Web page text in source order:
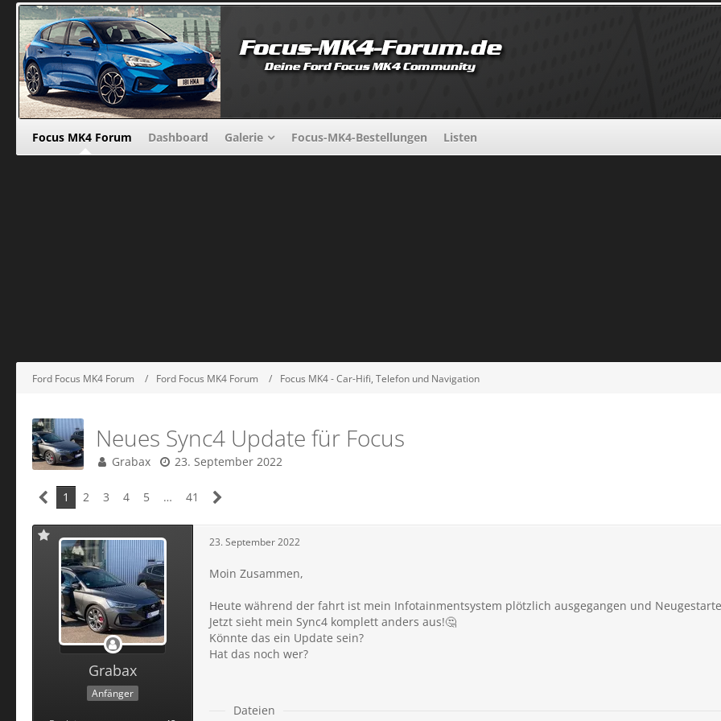
Focus MK4 Forum Dashboard Galerie Focus-MK4-Bestellungen Listen
Ford Focus MK4 Forum Ford Focus MK4 Forum Focus MK4 - Car-Hifi, Telefon und Navigation
Neues Sync4 Update für Focus
Grabax 23. September 2022
1 2 3 4 5 … 41
Grabax
Anfänger
23. September 2022
Moin Zusammen,
Heute während der fahrt ist mein Infotainmentsystem plötzlich ausgegangen und
Jetzt sieht mein Sync4 komplett anders aus!🤔
Könnte das ein Update sein?
Hat das noch wer?
Dateien